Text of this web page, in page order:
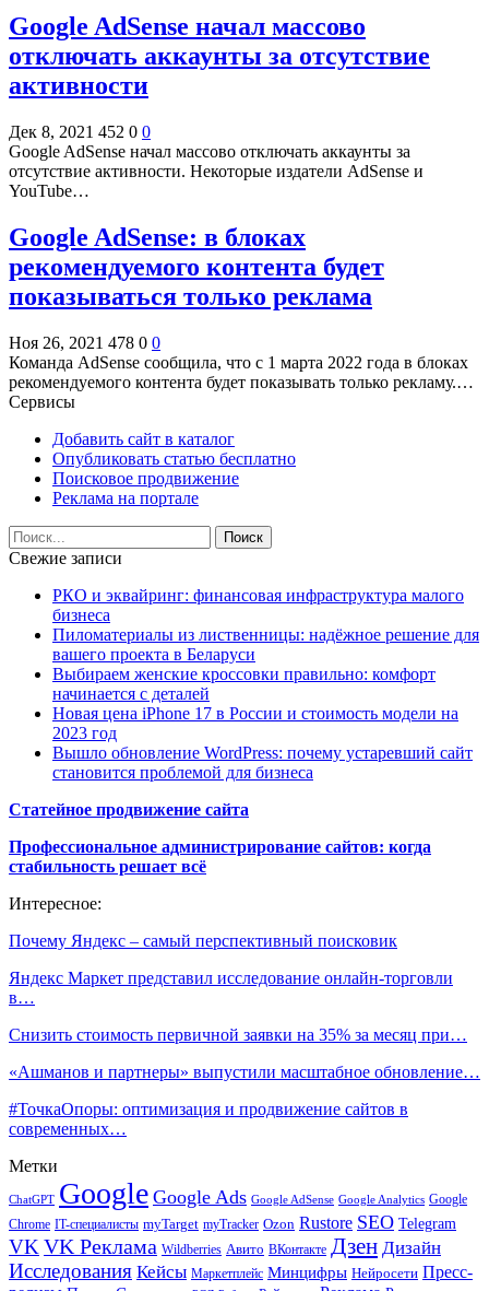
Google AdSense начал массово
отключать аккаунты за отсутствие
активности
Дек 8, 2021 452 0 0
Google AdSense начал массово отключать аккаунты за
отсутствие активности. Некоторые издатели AdSense и
YouTube…
Google AdSense: в блоках
рекомендуемого контента будет
показываться только реклама
Ноя 26, 2021 478 0 0
Команда AdSense сообщила, что с 1 марта 2022 года в блоках
рекомендуемого контента будет показывать только рекламу.…
Сервисы
Добавить сайт в каталог
Опубликовать статью бесплатно
Поисковое продвижение
Реклама на портале
Свежие записи
РКО и эквайринг: финансовая инфраструктура малого
бизнеса
Пиломатериалы из лиственницы: надёжное решение для
вашего проекта в Беларуси
Выбираем женские кроссовки правильно: комфорт
начинается с деталей
Новая цена iPhone 17 в России и стоимость модели на
2023 год
Вышло обновление WordPress: почему устаревший сайт
становится проблемой для бизнеса
Статейное продвижение сайта
Профессиональное администрирование сайтов: когда
стабильность решает всё
Интересное:
Почему Яндекс – самый перспективный поисковик
Яндекс Маркет представил исследование онлайн-торговли
в…
Снизить стоимость первичной заявки на 35% за месяц при…
«Ашманов и партнеры» выпустили масштабное обновление…
#ТочкаОпоры: оптимизация и продвижение сайтов в
современных…
Метки
ChatGPT Google Google Ads Google AdSense Google Analytics Google
Chrome IT-специалисты myTarget myTracker Ozon Rustore SEO Telegram
VK VK Реклама Wildberries Авито ВКонтакте Дзен Дизайн
Исследования Кейсы Маркетплейс Минцифры Нейросети Пресс-